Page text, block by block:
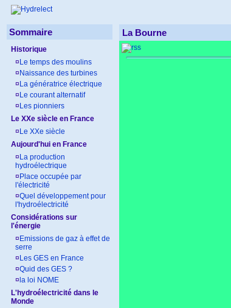
Sommaire
Historique
¤ Le temps des moulins
¤ Naissance des turbines
¤ La génératrice électrique
¤ Le courant alternatif
¤ Les pionniers
Le XXe siècle en France
¤ Le XXe siècle
Aujourd'hui en France
¤ La production
hydroélectrique
¤ Place occupée par
l'électricité
¤Quel développement pour
l'hydroélectricité
Considérations sur
l'énergie
¤ Emissions de gaz à effet de
serre
¤ Les GES en France
¤Quid des GES ?
¤ la loi NOME
L'hydroélectricité dans le
Monde
La Bourne